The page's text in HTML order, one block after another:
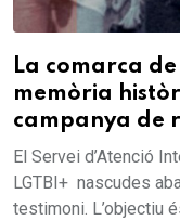
La comarca
memòria
campanya de
El Servei d’Atenció
LGTBI+ nascudes
testimoni. L’objectiu